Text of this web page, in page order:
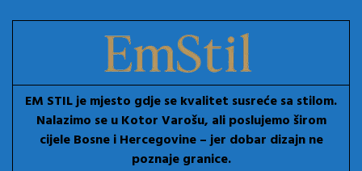
EM STIL je mjesto gdje se kvalitet susreće sa stilom.
Nalazimo se u Kotor Varošu, ali poslujemo širom
cijele Bosne i Hercegovine – jer dobar dizajn ne
poznaje granice.